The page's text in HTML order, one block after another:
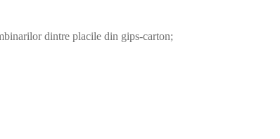
dintre placile din gips-carton;